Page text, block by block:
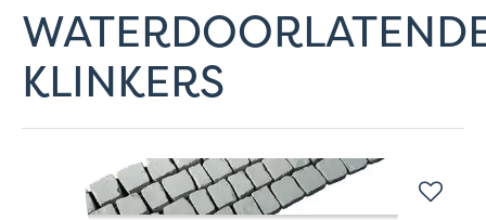
KLINKERS